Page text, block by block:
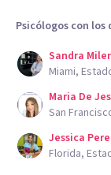
Psicólogos con
Sandra
Miami,
Maria De
San
Jessica
Florida,